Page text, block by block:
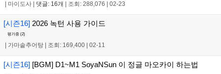
마이도사 댓글: 16개 조회: 288,076 02-23
[시즌16] 2026 녹턴 사용 가이드
평가중 (2)
| 가마솥추어탕 | 조회: 169,400 | 02-11
[시즌16] [BGM] D1~M1 SoyaNSun 이 정글 마오카이 하는법